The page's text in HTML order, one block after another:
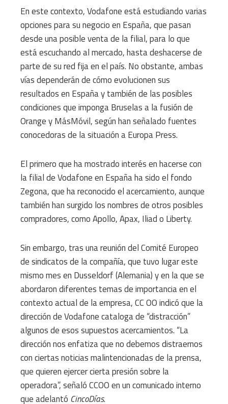
En este contexto, Vodafone está estudiando varias
opciones para su negocio en España, que pasan
desde una posible venta de la filial, para lo que
está escuchando al mercado, hasta deshacerse de
parte de su red fija en el país. No obstante, ambas
vías dependerán de cómo evolucionen sus
resultados en España y también de las posibles
condiciones que imponga Bruselas a la fusión de
Orange y MásMóvil, según han señalado fuentes
conocedoras de la situación a Europa Press.
El primero que ha mostrado interés en hacerse con
la filial de Vodafone en España ha sido el fondo
Zegona, que ha reconocido el acercamiento, aunque
también han surgido los nombres de otros posibles
compradores, como Apollo, Apax, Iliad o Liberty.
Sin embargo, tras una reunión del Comité Europeo
de sindicatos de la compañía, que tuvo lugar este
mismo mes en Dusseldorf (Alemania) y en la que se
abordaron diferentes temas de importancia en el
contexto actual de la empresa, CC OO indicó que la
dirección de Vodafone cataloga de “distracción”
algunos de esos supuestos acercamientos. “La
dirección nos enfatiza que no debemos distraernos
con ciertas noticias malintencionadas de la prensa,
que quieren ejercer cierta presión sobre la
operadora”, señaló CCOO en un comunicado interno
que adelantó CincoDías.